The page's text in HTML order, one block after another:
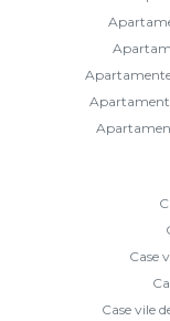
Case
Case vile